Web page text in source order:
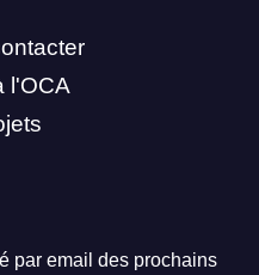
l'OCA
par email des prochains